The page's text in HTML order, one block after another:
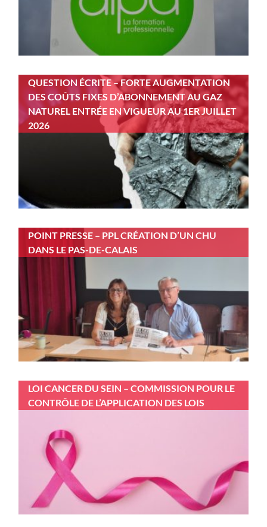
QUESTION ÉCRITE – FORTE AUGMENTATION
DES COÛTS FIXES D’ABONNEMENT AU GAZ
NATUREL ENTRÉE EN VIGUEUR AU 1ER JUILLET
2026
POINT PRESSE – PPL CRÉATION D’UN CHU
DANS LE PAS-DE-CALAIS
LOI CANCER DU SEIN – COMMISSION POUR LE
CONTRÔLE DE L’APPLICATION DES LOIS